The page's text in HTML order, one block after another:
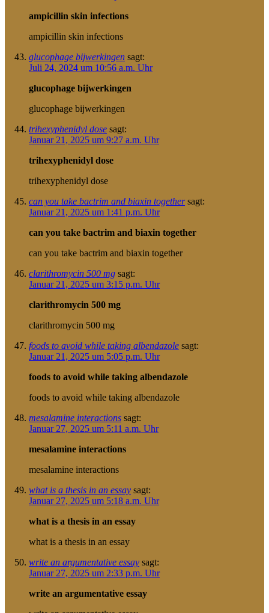
ampicillin skin infections
ampicillin skin infections
glucophage bijwerkingen sagt:
Juli 24, 2024 um 10:56 a.m. Uhr
glucophage bijwerkingen
glucophage bijwerkingen
trihexyphenidyl dose sagt:
Januar 21, 2025 um 9:27 a.m. Uhr
trihexyphenidyl dose
trihexyphenidyl dose
can you take bactrim and biaxin together sagt:
Januar 21, 2025 um 1:41 p.m. Uhr
can you take bactrim and biaxin together
can you take bactrim and biaxin together
clarithromycin 500 mg sagt:
Januar 21, 2025 um 3:15 p.m. Uhr
clarithromycin 500 mg
clarithromycin 500 mg
foods to avoid while taking albendazole sagt:
Januar 21, 2025 um 5:05 p.m. Uhr
foods to avoid while taking albendazole
foods to avoid while taking albendazole
mesalamine interactions sagt:
Januar 27, 2025 um 5:11 a.m. Uhr
mesalamine interactions
mesalamine interactions
what is a thesis in an essay sagt:
Januar 27, 2025 um 5:18 a.m. Uhr
what is a thesis in an essay
what is a thesis in an essay
write an argumentative essay sagt:
Januar 27, 2025 um 2:33 p.m. Uhr
write an argumentative essay